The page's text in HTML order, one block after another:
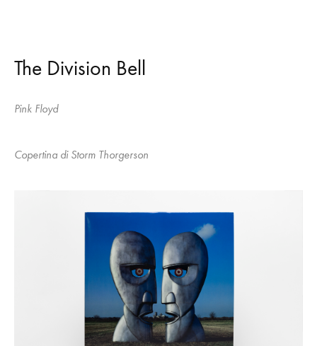
The Division Bell
Pink Floyd
Copertina di Storm Thorgerson